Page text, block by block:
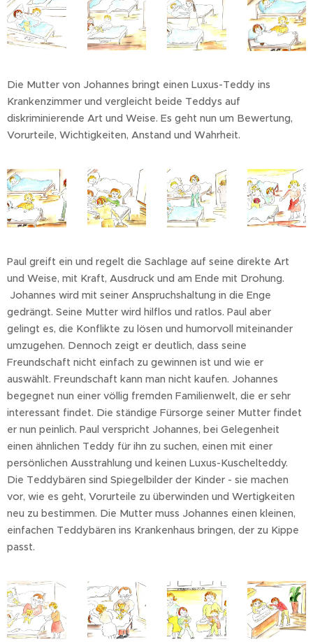
Die Mutter von Johannes bringt einen Luxus-Teddy ins
Krankenzimmer und vergleicht beide Teddys auf
diskriminierende Art und Weise. Es geht nun um Bewertung,
Vorurteile, Wichtigkeiten, Anstand und Wahrheit.
Paul greift ein und regelt die Sachlage auf seine direkte Art
und Weise, mit Kraft, Ausdruck und am Ende mit Drohung.
Johannes wird mit seiner Anspruchshaltung in die Enge
gedrängt. Seine Mutter wird hilflos und ratlos. Paul aber
gelingt es, die Konflikte zu lösen und humorvoll miteinander
umzugehen. Dennoch zeigt er deutlich, dass seine
Freundschaft nicht einfach zu gewinnen ist und wie er
auswählt. Freundschaft kann man nicht kaufen. Johannes
begegnet nun einer völlig fremden Familienwelt, die er sehr
interessant findet. Die ständige Fürsorge seiner Mutter findet
er nun peinlich. Paul verspricht Johannes, bei Gelegenheit
einen ähnlichen Teddy für ihn zu suchen, einen mit einer
persönlichen Ausstrahlung und keinen Luxus-Kuschelteddy.
Die Teddybären sind Spiegelbilder der Kinder - sie machen
vor, wie es geht, Vorurteile zu überwinden und Wertigkeiten
neu zu bestimmen. Die Mutter muss Johannes einen kleinen,
einfachen Teddybären ins Krankenhaus bringen, der zu Kippe
passt.